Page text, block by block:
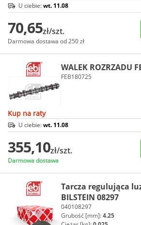
U ciebie:wt. 11.08
70,65zł/szt.
Darmowa dostawa od 250 zł
WALEK ROZRZADU
FEB180725
Kup na raty
U ciebie:wt. 11.08
355,10zł/szt.
Darmowa dostawa
Tarcza regulująca
BILSTEIN 08297
040108297
Grubość [mm]:4.25